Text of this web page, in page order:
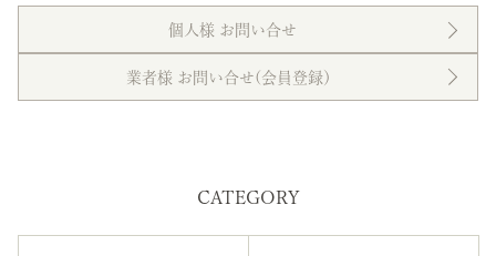
個人様 お問い合せ
業者様 お問い合せ(会員登録）
CATEGORY